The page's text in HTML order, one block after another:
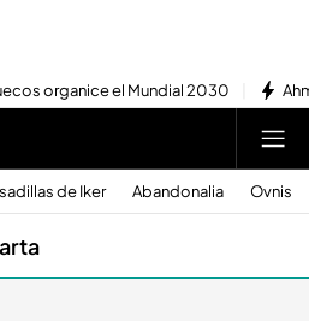
organice el Mundial 2030
de Iker Abandonalia Ovnis